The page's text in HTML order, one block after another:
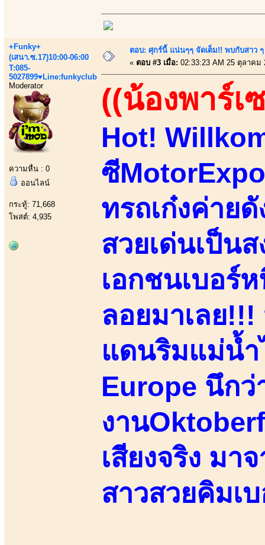
+Funky+
(เสนา.ซ.17)10:00-06:00
T:085-
5027899♥Line:funkyclub
Moderator
ความหื่น : 0
ออนไลน์
กระทู้: 71,668
โพสต์: 4,935
ตอบ: ศุกร์นี้ แน่นๆๆ จัดเต็ม!! พบกับสาว
« ตอบ #3 เมื่อ: 02:33:23 AM 25 ตุลาคม
((น้องพาร์เ
Hot!
ซี
ทรถเก๋งค่าย
สวยเด่นเป็น
เอกชนเบอร์
ลอยมาเลย
แดนริมแม่น้ำ
Europe นึก
งาน
เสียงจริง มา
สาวสวยคิมเ